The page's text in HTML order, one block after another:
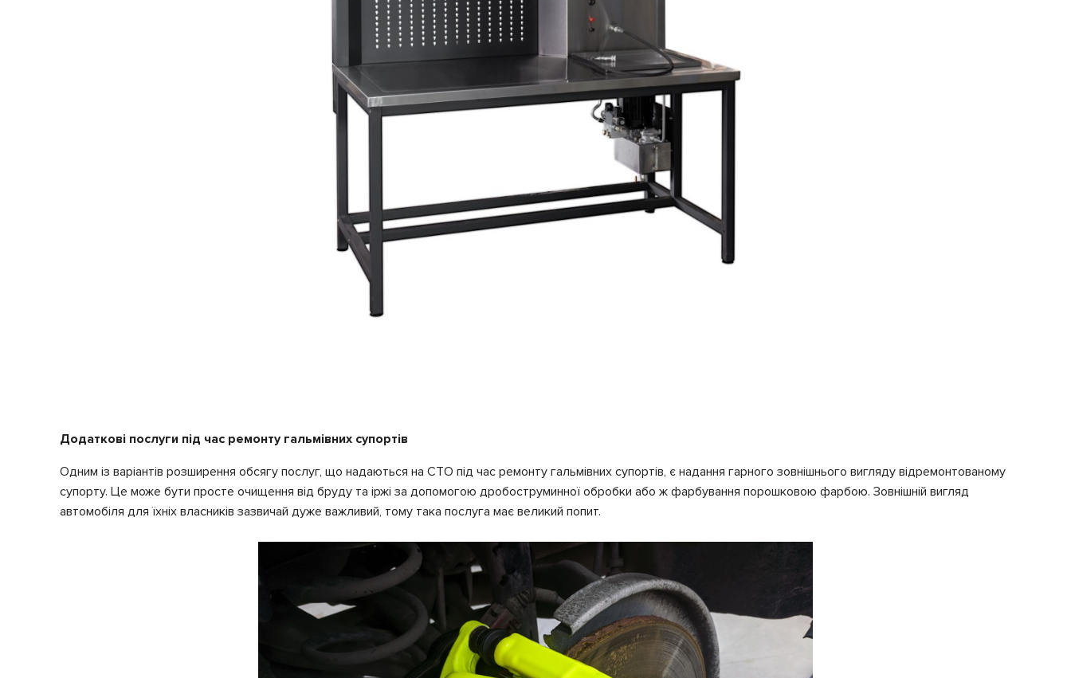
Додаткові послуги під час ремонту гальмівних супортів
Одним із варіантів розширення обсягу послуг, що надаються на СТО під час ремонту гальмівних супортів, є надання гарного зовнішнього вигляду відремонтованому
супорту. Це може бути просте очищення від бруду та іржі за допомогою дробоструминної обробки або ж фарбування порошковою фарбою. Зовнішній вигляд
автомобіля для їхніх власників зазвичай дуже важливий, тому така послуга має великий попит.